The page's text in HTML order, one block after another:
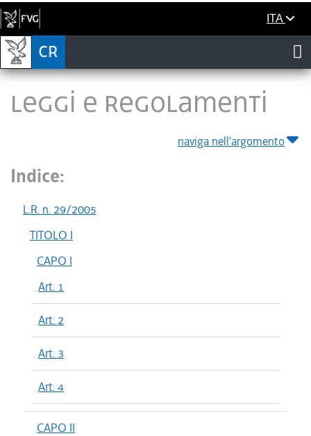
ITA
LEGGI E REGOLAMENTI
naviga nell'argomento
Indice:
L.R. n. 29/2005
TITOLO I
CAPO I
Art. 1
Art. 2
Art. 3
Art. 4
CAPO II